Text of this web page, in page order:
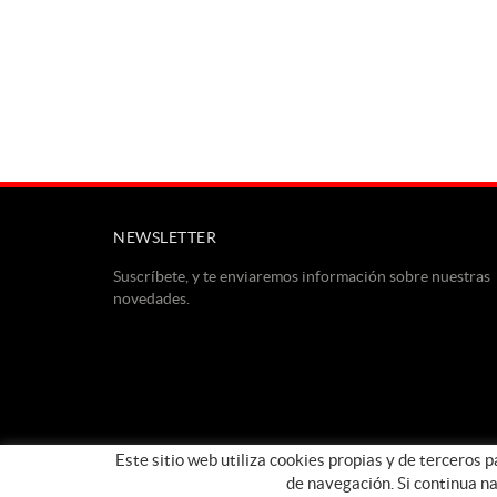
NEWSLETTER
Suscríbete, y te enviaremos información sobre nuestras
novedades.
Este sitio web utiliza cookies propias y de terceros
de navegación. Si continua